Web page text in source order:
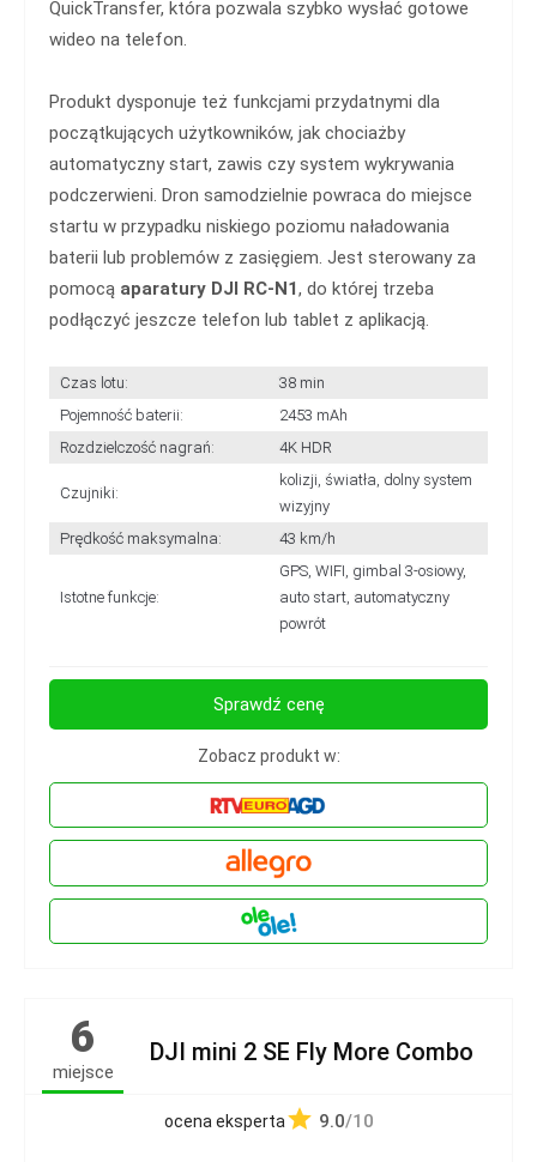
QuickTransfer, która pozwala szybko wysłać gotowe
wideo na telefon.
Produkt dysponuje też funkcjami przydatnymi dla
początkujących użytkowników, jak chociażby
automatyczny start, zawis czy system wykrywania
podczerwieni. Dron samodzielnie powraca do miejsce
startu w przypadku niskiego poziomu naładowania
baterii lub problemów z zasięgiem. Jest sterowany za
pomocą aparatury DJI RC-N1, do której trzeba
podłączyć jeszcze telefon lub tablet z aplikacją.
Czas lotu:
38 min
Pojemność baterii:
2453 mAh
Rozdzielczość nagrań:
4K HDR
Czujniki:
kolizji, światła, dolny system
wizyjny
Prędkość maksymalna:
43 km/h
Istotne funkcje:
GPS, WIFI, gimbal 3-osiowy,
auto start, automatyczny
powrót
Sprawdź cenę
Zobacz produkt w:
6
miejsce
DJI mini 2 SE Fly More Combo
ocena eksperta 9.0/10